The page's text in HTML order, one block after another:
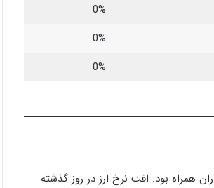
0%
0%
0%
همراه بود. افت نرخ ارز در روز گذشته